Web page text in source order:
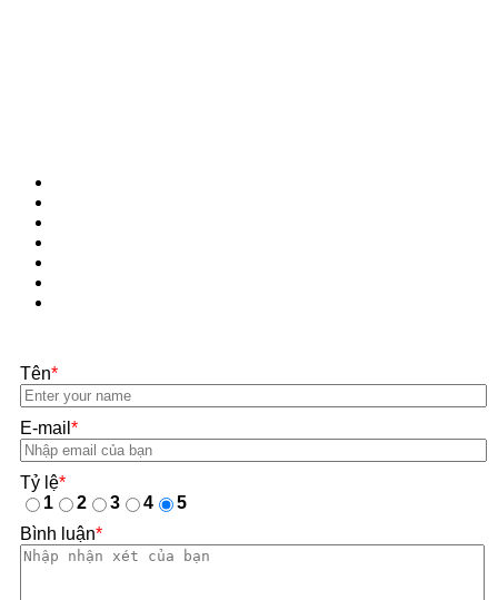
Tên*
E-mail *
Tỷ lệ*
1
2 3 4
5
Bình luận*